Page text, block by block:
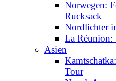
Norwegen:
Rucksack
Nordlichter
La Réunion:
Asien
Tour